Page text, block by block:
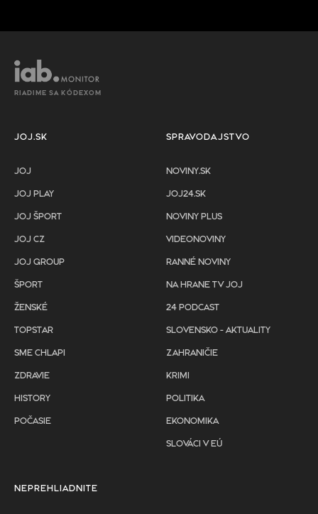
RIADIME SA KÓDEXOM
JOJ.SK
JOJ
JOJ PLAY
JOJ ŠPORT
JOJ CZ
JOJ GROUP
ŠPORT
ŽENSKÉ
TOPSTAR
SME CHLAPI
ZDRAVIE
HISTORY
POČASIE
SPRAVODAJSTVO
NOVINY.SK
JOJ24.SK
NOVINY PLUS
VIDEONOVINY
RANNÉ NOVINY
NA HRANE TV JOJ
24 PODCAST
SLOVENSKO - AKTUALITY
ZAHRANIČIE
KRIMI
POLITIKA
EKONOMIKA
SLOVÁCI V EÚ
NEPREHLIADNITE